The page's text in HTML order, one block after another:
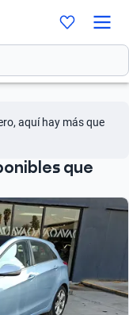
aquí hay más que
que